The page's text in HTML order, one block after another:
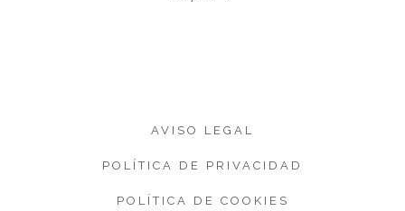
AVISO LEGAL
POLÍTICA DE PRIVACIDAD
POLÍTICA DE COOKIES